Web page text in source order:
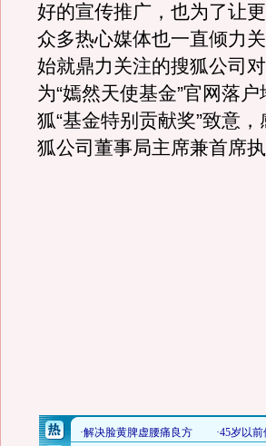
好的宣传推广，也为了让
众多热心媒体也一直倾力
始就鼎力关注的搜狐公司
为“嫣然天使基金”官网落
狐“基金特别贡献奖”致意
狐公司董事局主席兼首席